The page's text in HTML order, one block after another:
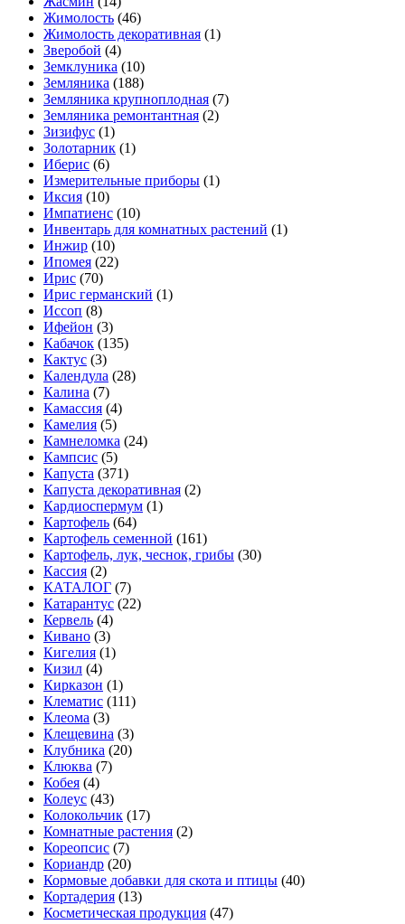
Жимолость (46)
Жимолость декоративная (1)
Зверобой (4)
Земклуника (10)
Земляника (188)
Земляника крупноплодная (7)
Земляника ремонтантная (2)
Зизифус (1)
Золотарник (1)
Иберис (6)
Измерительные приборы (1)
Иксия (10)
Импатиенс (10)
Инвентарь для комнатных растений (1)
Инжир (10)
Ипомея (22)
Ирис (70)
Ирис германский (1)
Иссоп (8)
Ифейон (3)
Кабачок (135)
Кактус (3)
Календула (28)
Калина (7)
Камассия (4)
Камелия (5)
Камнеломка (24)
Кампсис (5)
Капуста (371)
Капуста декоративная (2)
Кардиоспермум (1)
Картофель (64)
Картофель семенной (161)
Картофель, лук, чеснок, грибы (30)
Кассия (2)
КАТАЛОГ (7)
Катарантус (22)
Кервель (4)
Кивано (3)
Кигелия (1)
Кизил (4)
Кирказон (1)
Клематис (111)
Клеома (3)
Клещевина (3)
Клубника (20)
Клюква (7)
Кобея (4)
Колеус (43)
Колокольчик (17)
Комнатные растения (2)
Кореопсис (7)
Кориандр (20)
Кормовые добавки для скота и птицы (40)
Кортадерия (13)
Косметическая продукция (47)